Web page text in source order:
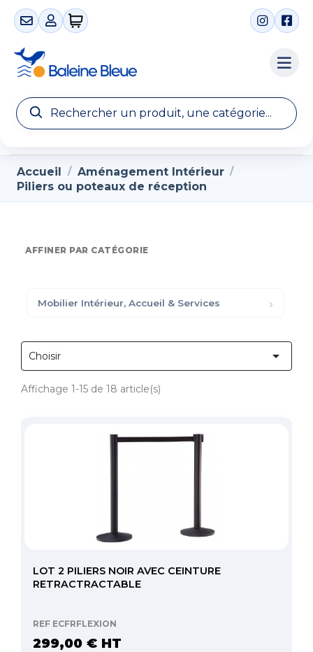
0 articles
Accueil / Aménagement Intérieur /
Piliers ou poteaux de réception
AFFINER PAR CATÉGORIE
Mobilier Intérieur, Accueil & Services
Choisir 
Affichage 1-15 de 18 article(s)
LOT 2 PILIERS NOIR AVEC CEINTURE
RETRACTRACTABLE
REF ECFRFLEXION
299,00 € HT